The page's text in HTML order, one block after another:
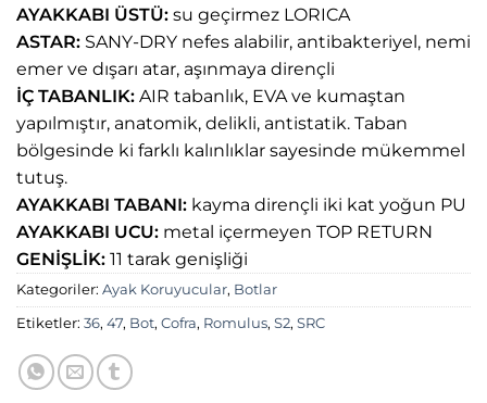
AYAKKABI ÜSTÜ: su geçirmez LORICA
ASTAR: SANY-DRY nefes alabilir, antibakteriyel, nemi
emer ve dışarı atar, aşınmaya dirençli
İÇ TABANLIK: AIR tabanlık, EVA ve kumaştan
yapılmıştır, anatomik, delikli, antistatik. Taban
bölgesinde ki farklı kalınlıklar sayesinde mükemmel
tutuş.
AYAKKABI TABANI: kayma dirençli iki kat yoğun PU
AYAKKABI UCU: metal içermeyen TOP RETURN
GENİŞLİK: 11 tarak genişliği
Kategoriler: Ayak Koruyucular, Botlar
Etiketler: 36, 47, Bot, Cofra, Romulus, S2, SRC